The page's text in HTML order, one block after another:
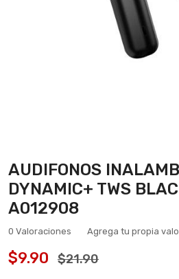
AUDIFONOS
DYNAMIC+ TWS
A012908
0 Valoraciones Agrega tu propia
$9.90 $21.90